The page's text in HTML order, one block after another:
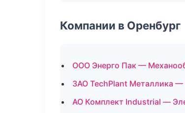
Компании в Оренбург
ООО Энерго Пак —
ЗАО TechPlant Металлика
АО Комплект Industrial —